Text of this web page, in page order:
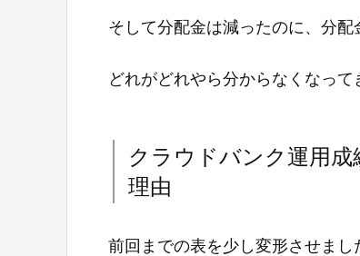
そして分配金は減ったのに、分配
どれがどれやら分からなくなっ
クラウドバンク運用
理由
前回までの表を少し変形させまし